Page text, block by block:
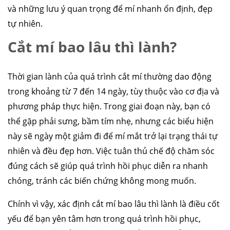
và những lưu ý quan trọng để mí nhanh ổn định, đẹp
tự nhiên.
Cắt mí bao lâu thì lành?
Thời gian lành của quá trình cắt mí thường dao động
trong khoảng từ 7 đến 14 ngày, tùy thuộc vào cơ địa và
phương pháp thực hiện. Trong giai đoạn này, bạn có
thể gặp phải sưng, bầm tím nhẹ, nhưng các biểu hiện
này sẽ ngày một giảm đi để mí mắt trở lại trạng thái tự
nhiên và đều đẹp hơn. Việc tuân thủ chế độ chăm sóc
đúng cách sẽ giúp quá trình hồi phục diễn ra nhanh
chóng, tránh các biến chứng không mong muốn.
Chính vì vậy, xác định cắt mí bao lâu thì lành là điều cốt
yếu để bạn yên tâm hơn trong quá trình hồi phục,